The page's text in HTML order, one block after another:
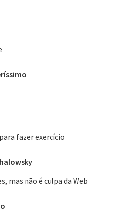
fazer exercício
mas não é culpa da Web